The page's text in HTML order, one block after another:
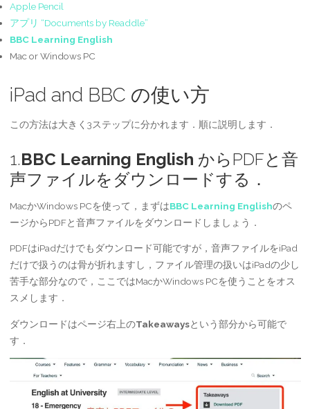
Apple Pencil
アプリ “Documents by Readdle”
BBC Learning English
Mac or Windows PC
iPad and BBC の使い方
この方法は大きく3ステップに分かれます．順に説明します．
1.BBC Learning English からPDFと音
声ファイルをダウンロードする．
MacかWindows PCを使って，まずはBBC Learning Englishのペ
ージからPDFと音声ファイルをダウンロードしましょう．
PDFはiPadだけでもダウンロード可能ですが，音声ファイルをiPad
だけで扱うのは骨が折れますし，ファイル管理の扱いはiPadの少し
苦手な部分なので，ここではMacかWindows PCを使うことをオス
スメします．
ダウンロードはページ右上のTakeawaysという部分から可能で
す．